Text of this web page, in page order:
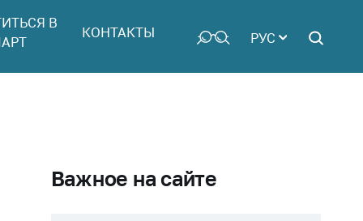
В
КОНТАКТЫ РУС
Важное на сайте